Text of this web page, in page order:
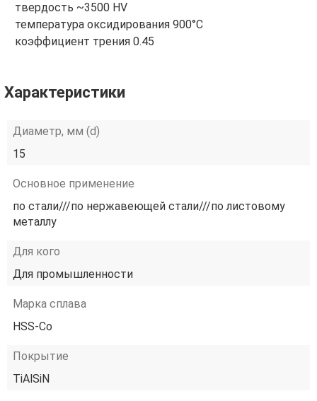
твердость ~3500 HV
температура оксидирования 900°С
коэффициент трения 0.45
Характеристики
Диаметр, мм (d)
15
Основное применение
по стали///по нержавеющей стали///по листовому
металлу
Для кого
Для промышленности
Марка сплава
HSS-Co
Покрытие
TiAlSiN